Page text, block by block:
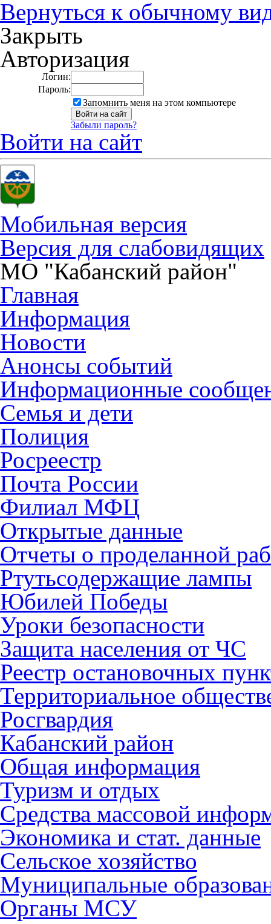
Вернуться к обычному
Закрыть
Авторизация
Логин:
Пароль:
Запомнить меня на этом компьютере
Забыли пароль?
Войти на сайт
Мобильная версия
Версия для слабовидящих
МО "Кабанский район"
Главная
Информация
Новости
Анонсы событий
Информационные
Семья и дети
Полиция
Росреестр
Почта России
Филиал МФЦ
Открытые данные
Отчеты о проделанной
Ртутьсодержащие лампы
Юбилей Победы
Уроки безопасности
Защита населения от ЧС
Реестр остановочных
Территориальное
Росгвардия
Кабанский район
Общая информация
Туризм и отдых
Средства массовой
Экономика и стат. данные
Сельское хозяйство
Муниципальные
Органы МСУ